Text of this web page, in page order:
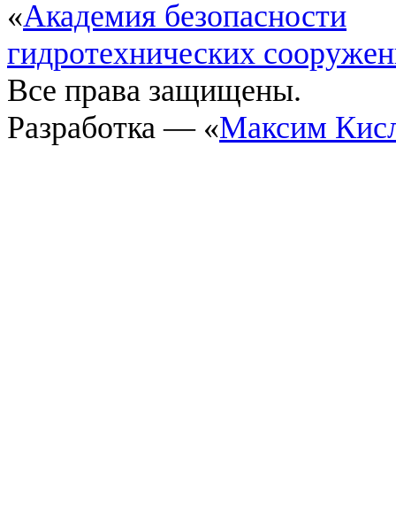
«Академия безопасности
гидротехнических
Все права защищены.
Разработка — «Максим